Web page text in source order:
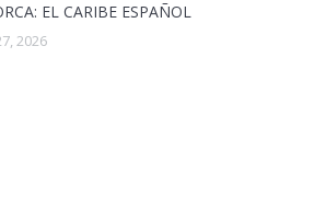
EL CARIBE ESPAÑOL
2026